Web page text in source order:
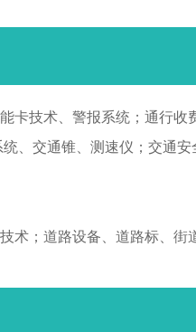
卡技术、警报系统；通行
、交通锥、测速仪；交通安
术；道路设备、道路标、街